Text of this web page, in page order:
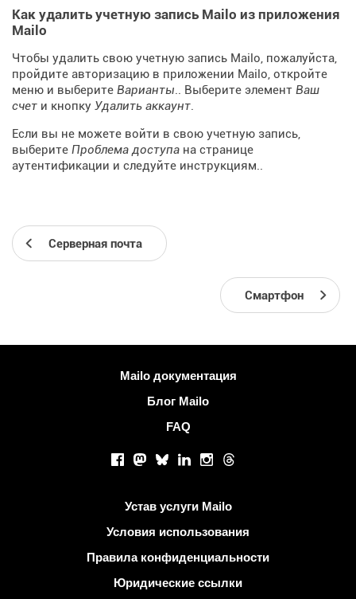
Как удалить учетную запись Mailo из приложения
Mailo
Чтобы удалить свою учетную запись Mailo, пожалуйста,
пройдите авторизацию в приложении Mailo, откройте
меню и выберите Варианты.. Выберите элемент Ваш
счет и кнопку Удалить аккаунт.
Если вы не можете войти в свою учетную запись,
выберите Проблема доступа на странице
аутентификации и следуйте инструкциям..
Серверная почта
Смартфон
Больше информацииMailo документация
Блог Mailo
FAQ
Facebook
Mastodon
BlueskyLinkedInInstagram
Threads
Устав услуги Mailo
Условия использования
Правила конфиденциальности
Юридические ссылки